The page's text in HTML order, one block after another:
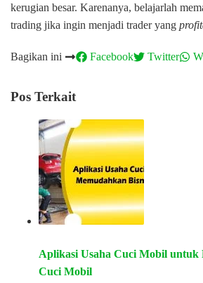
kerugian besar. Karenanya, belajarlah
trading jika ingin menjadi trader yang
Bagikan ini Facebook Twitter
Pos Terkait
Aplikasi Usaha Cuci Mobil untuk
Cuci Mobil